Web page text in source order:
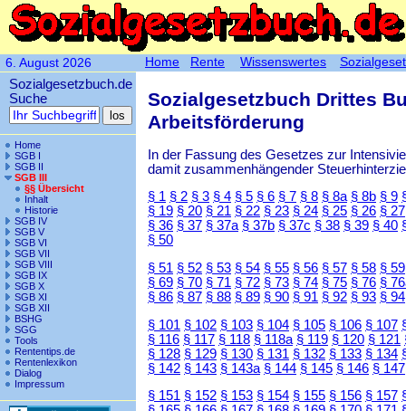
6. August 2026
Sozialgesetzbuch.de
Suche
Home
SGB I
SGB II
SGB III
§§ Übersicht
Inhalt
Historie
SGB IV
SGB V
SGB VI
SGB VII
SGB VIII
SGB IX
SGB X
SGB XI
SGB XII
BSHG
SGG
Tools
Rententips.de
Rentenlexikon
Dialog
Impressum
Sozialgesetzbuch Drittes
Arbeitsförderung
In der Fassung des Gesetzes zur
damit zusammenhängender
§ 1 § 2 § 3 § 4 § 5 § 6 § 7 § 8 § 8a § 8b § 9
§ 19 § 20 § 21 § 22 § 23 § 24 § 25 § 26 § 27
§ 36 § 37 § 37a § 37b § 37c § 38 § 39 § 40
§ 50
§ 51 § 52 § 53 § 54 § 55 § 56 § 57 § 58 § 59
§ 69 § 70 § 71 § 72 § 73 § 74 § 75 § 76 §
§ 86 § 87 § 88 § 89 § 90 § 91 § 92 § 93 § 94
§ 101 § 102 § 103 § 104 § 105 § 106 § 107
§ 116 § 117 § 118 § 118a § 119 § 120 § 121
§ 128 § 129 § 130 § 131 § 132 § 133 § 134
§ 142 § 143 § 143a § 144 § 145 § 146 § 147
§ 151 § 152 § 153 § 154 § 155 § 156 § 157
Home Rente Wissenswertes